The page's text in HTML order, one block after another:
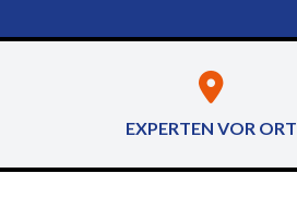
EXPERTEN VOR ORT